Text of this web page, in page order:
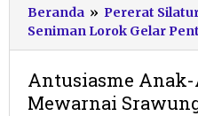
Beranda » Pererat
Seniman Lorok Gelar
Antusiasme
Mewarnai